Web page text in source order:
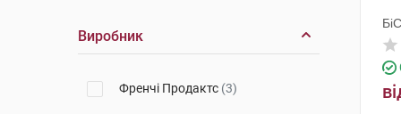
A-Derma
Xerial
Виробник
Френчі Продактс (3)